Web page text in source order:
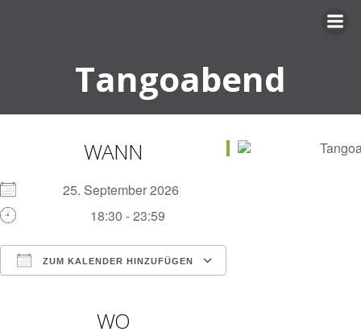
Tangoabend
WANN
25. September 2026
18:30 - 23:59
ZUM KALENDER HINZUFÜGEN
WO